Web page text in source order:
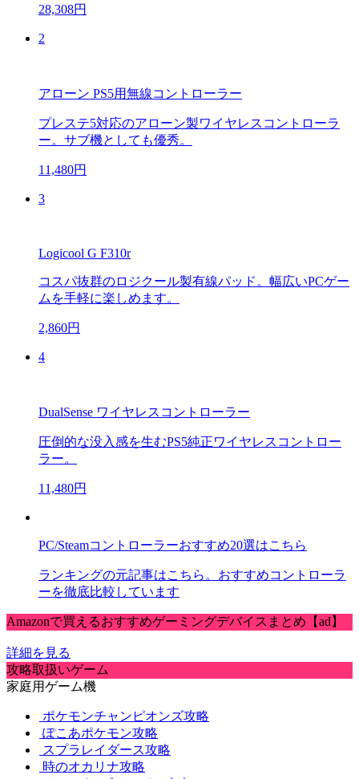
28,308円
2
アローン PS5用無線コントローラー
プレステ5対応のアローン製ワイヤレスコントローラ
ー。サブ機としても優秀。
11,480円
3
Logicool G F310r
コスパ抜群のロジクール製有線パッド。幅広いPCゲー
ムを手軽に楽しめます。
2,860円
4
DualSense ワイヤレスコントローラー
圧倒的な没入感を生むPS5純正ワイヤレスコントロー
ラー。
11,480円
PC/Steamコントローラーおすすめ20選はこちら
ランキングの元記事はこちら。おすすめコントローラ
ーを徹底比較しています
Amazonで買えるおすすめゲーミングデバイスまとめ【ad】
詳細を見る
攻略取扱いゲーム
家庭用ゲーム機
ポケモンチャンピオンズ攻略
ぽこあポケモン攻略
スプラレイダース攻略
時のオカリナ攻略